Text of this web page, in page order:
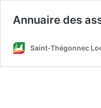
Annuaire des
Saint-Thégonnec